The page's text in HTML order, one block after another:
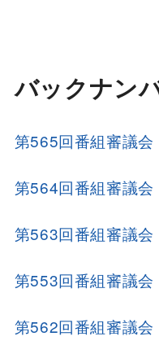
バックナン
第565回番組審議会
第564回番組審議会
第563回番組審議会
第553回番組審議会
第562回番組審議会